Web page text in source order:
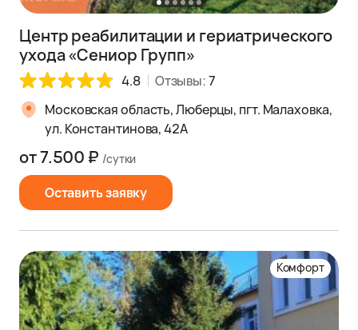
Центр реабилитации и гериатрического
ухода «Сениор Групп»
4.8 Отзывы:7
Московская область, Люберцы, пгт. Малаховка,
ул. Константинова, 42А
Оставить заявку
от 7.500 ₽ /сутки
Комфорт